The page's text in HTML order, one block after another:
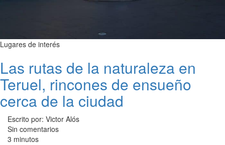
Lugares de interés
Las rutas de la naturaleza en
Teruel, rincones de ensueño
cerca de la ciudad
Escrito por: Victor Alós
Sin comentarios
3 minutos